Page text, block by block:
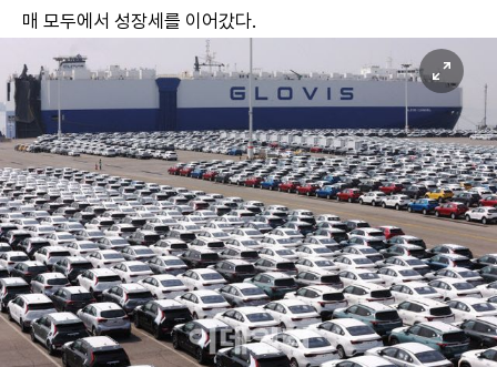
매 모두에서 성장세를 이어갔다.